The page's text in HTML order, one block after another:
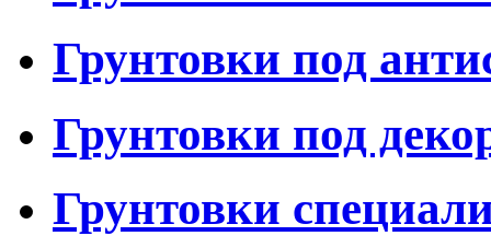
Грунтовки под
Грунтовки под
Грунтовки